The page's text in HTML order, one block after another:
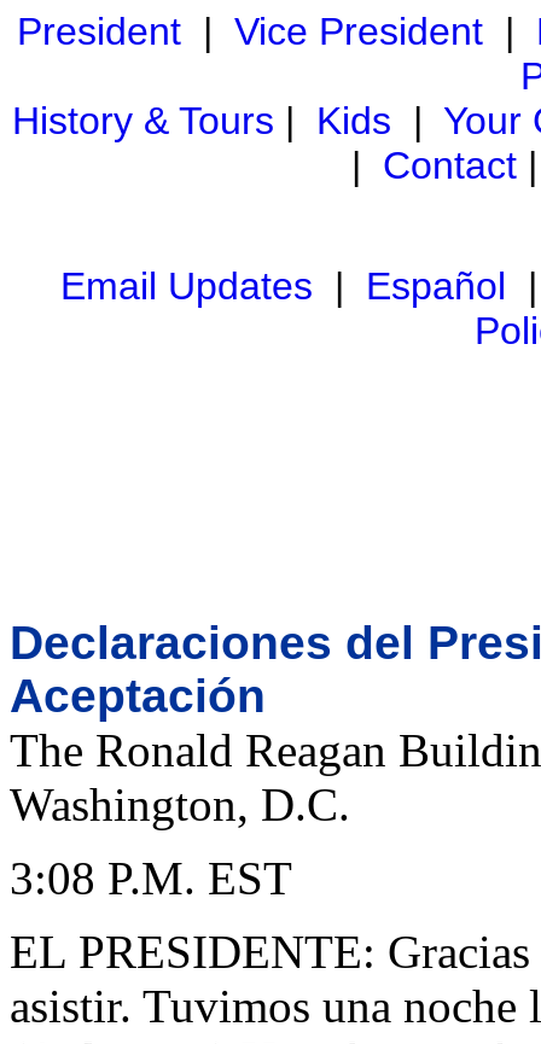
President| Vice President|
History & Tours | Kids | Your
| Contact
Email Updates | Español
Declaraciones del
Aceptación
The Ronald Reagan
Washington, D.C.
3:08 P.M. EST
EL PRESIDENTE:
asistir. Tuvimos una noche